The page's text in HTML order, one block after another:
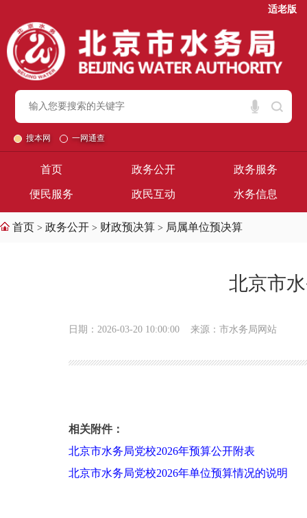
适老版
搜本网 一网通查
首页 政务公开 政务服务
便民服务 政民互动 水务信息
首页 > 政务公开 > 财政预决算 > 局属单位预决算
北京市
日期：2026-03-20 10:00:00 来源：市水务局网站
相关附件：
北京市水务局党校2026年预算公开附表
北京市水务局党校2026年单位预算情况的说明